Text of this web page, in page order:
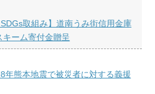
取組み】道南うみ街信用金庫
ーム寄付金贈呈
年熊本地震で被災者に対する義援